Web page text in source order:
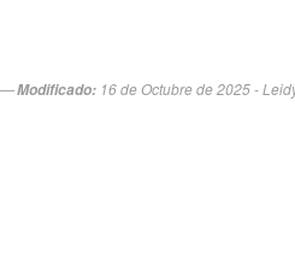
Modificado: 16 de Octubre de 2025 -